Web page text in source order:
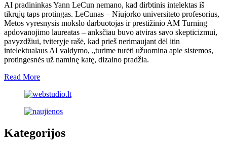
AI pradininkas Yann LeCun nemano, kad dirbtinis intelektas iš
tikrųjų taps protingas. LeCunas – Niujorko universiteto profesorius,
Metos vyresnysis mokslo darbuotojas ir prestižinio AM Turning
apdovanojimo laureatas – anksčiau buvo atviras savo skepticizmui,
pavyzdžiui, tviteryje rašė, kad prieš nerimaujant dėl ​​itin
intelektualaus AI valdymo, „turime turėti užuomina apie sistemos,
protingesnės už naminę katę, dizaino pradžia.
Read More
Kategorijos